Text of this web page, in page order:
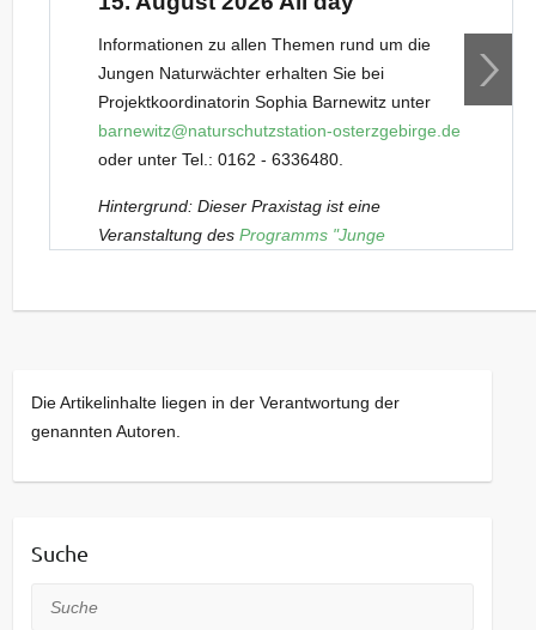
Informationen zu allen Themen rund um die
Jungen Naturwächter erhalten Sie bei
Projektkoordinatorin Sophia Barnewitz unter
barnewitz@naturschutzstation-osterzgebirge.de
oder unter Tel.: 0162 - 6336480.
Hintergrund: Dieser Praxistag ist eine
Veranstaltung desProgramms "Junge
festen Gruppen besucht. Sobald Plätze in
diesen Gruppen frei werden, sind weitere
Die Artikelinhalte liegen in der Verantwortung der
genannten Autoren.
Suche
Suche